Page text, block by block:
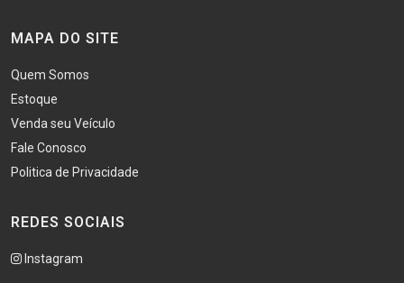
MAPA DO SITE
Quem Somos
Estoque
Venda seu Veículo
Fale Conosco
Politica de Privacidade
REDES SOCIAIS
Instagram